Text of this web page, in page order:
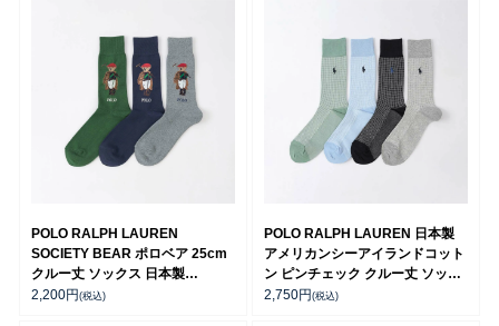
POLO RALPH LAUREN
SOCIETY BEAR ポロベア 25cm
クルー丈 ソックス 日本製
02012516
2,200円 (税込)
POLO RALPH LAUREN 日本製
アメリカンシーアイランドコット
ン ピンチェック クルー丈 ソック
ス 02042711
2,750円 (税込)